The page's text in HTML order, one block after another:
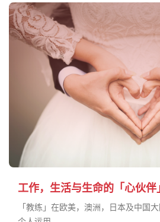
工作，生活与生命的「心伙伴」
「教练」在欧美，澳洲，日本及中国